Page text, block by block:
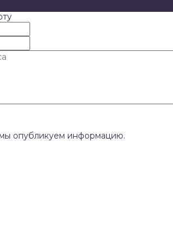
опубликуем информацию.